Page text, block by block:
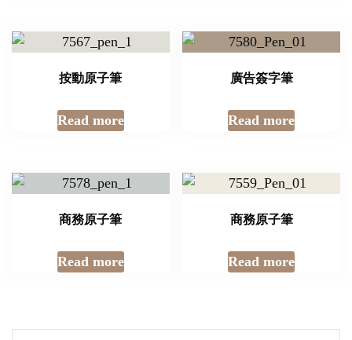
按動原子筆
Read more
廣告簽字筆
Read more
商務原子筆
Read more
商務原子筆
Read more